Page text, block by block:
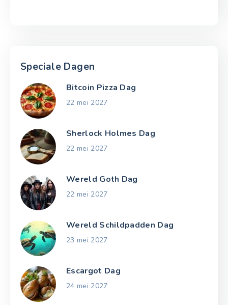
Speciale Dagen
Bitcoin Pizza Dag
22 mei 2027
Sherlock Holmes Dag
22 mei 2027
Wereld Goth Dag
22 mei 2027
Wereld Schildpadden Dag
23 mei 2027
Escargot Dag
24 mei 2027